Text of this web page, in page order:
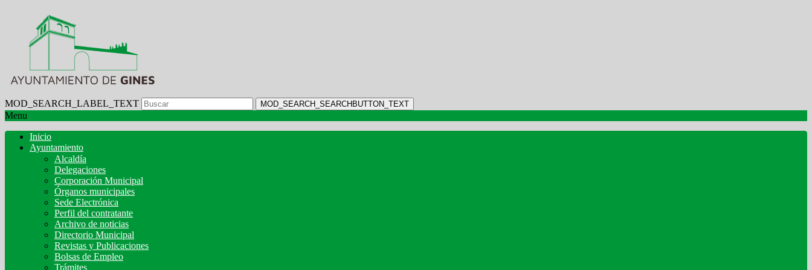
MOD_SEARCH_LABEL_TEXT MOD_SEARCH_SEARCHBUTTON_TEXT
Menu
Inicio
Ayuntamiento
Alcaldía
Delegaciones
Corporación Municipal
Órganos municipales
Sede Electrónica
Perfil del contratante
Archivo de noticias
Directorio Municipal
Revistas y Publicaciones
Bolsas de Empleo
Trámites